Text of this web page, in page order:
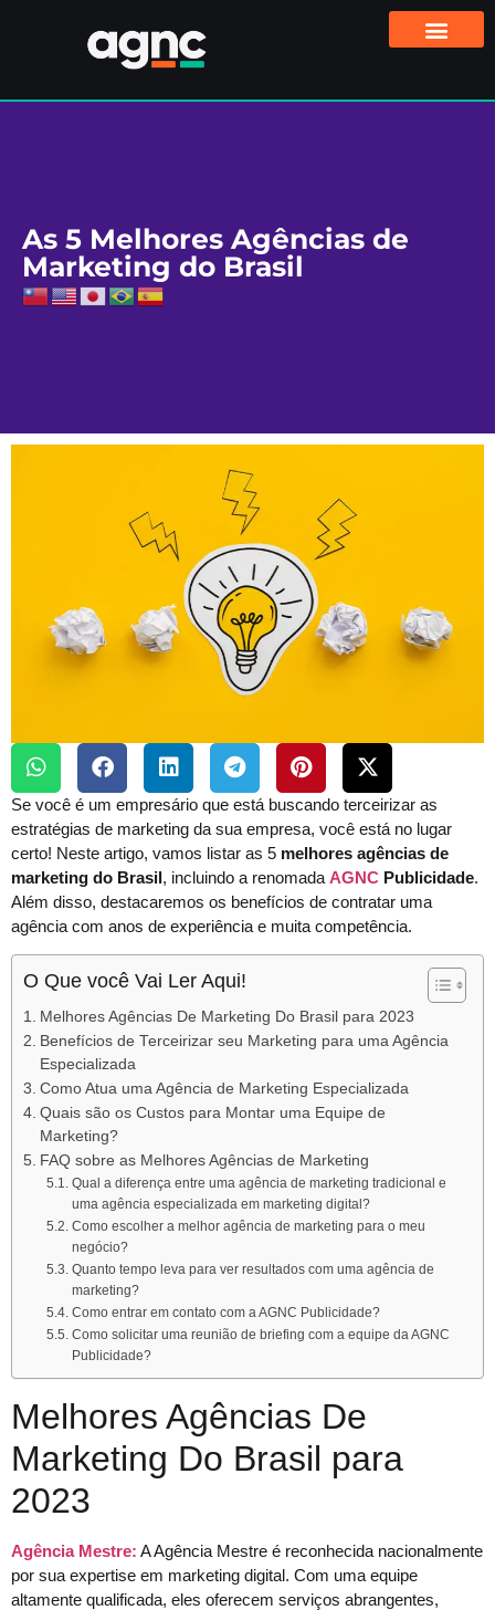
As 5 Melhores Agências de
Marketing do Brasil
Se você é um empresário que está buscando terceirizar as
estratégias de marketing da sua empresa, você está no lugar
certo! Neste artigo, vamos listar as 5 melhores agências de
marketing do Brasil, incluindo a renomada AGNC Publicidade.
Além disso, destacaremos os benefícios de contratar uma
agência com anos de experiência e muita competência.
O Que você Vai Ler Aqui!
Melhores Agências De Marketing Do Brasil para 2023
Benefícios de Terceirizar seu Marketing para uma Agência
Especializada
Como Atua uma Agência de Marketing Especializada
Quais são os Custos para Montar uma Equipe de
Marketing?
FAQ sobre as Melhores Agências de Marketing
Qual a diferença entre uma agência de marketing tradicional e
uma agência especializada em marketing digital?
Como escolher a melhor agência de marketing para o meu
negócio?
Quanto tempo leva para ver resultados com uma agência de
marketing?
Como entrar em contato com a AGNC Publicidade?
Como solicitar uma reunião de briefing com a equipe da AGNC
Publicidade?
Melhores Agências De
Marketing Do Brasil para
2023
Agência Mestre: A Agência Mestre é reconhecida nacionalmente
por sua expertise em marketing digital. Com uma equipe
altamente qualificada, eles oferecem serviços abrangentes,